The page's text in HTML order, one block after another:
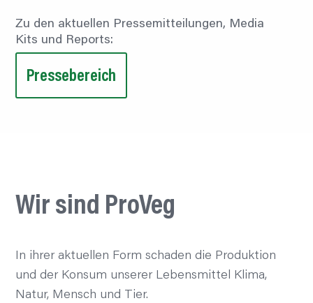
Zu den aktuellen Pressemitteilungen, Media
Kits und Reports:
Pressebereich
Wir sind ProVeg
In ihrer aktuellen Form schaden die Produktion
und der Konsum unserer Lebensmittel Klima,
Natur, Mensch und Tier.